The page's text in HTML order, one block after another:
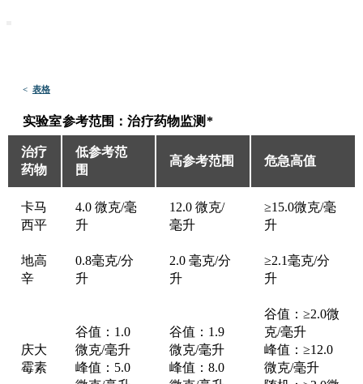
< 表格
实验室参考范围：治疗药物监测*
治疗
药物
低参考范
围
高参考范围 危急高值
卡马
西平
4.0 微克/毫
升
12.0 微克/
毫升
≥15.0微克/毫
升
地高
辛
0.8毫克/分
升
2.0 毫克/分
升
≥2.1毫克/分
升
庆大
霉素
谷值：1.0
微克/毫升
峰值：5.0
谷值：1.9
微克/毫升
峰值：8.0
谷值：≥2.0微
克/毫升
峰值：≥12.0
微克/毫升